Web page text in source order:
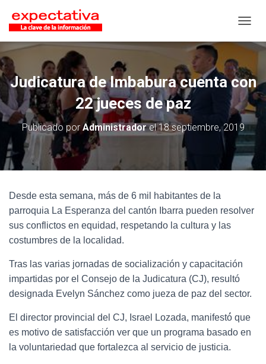
Judicatura de Imbabura cuenta con
22 jueces de paz
Publicado porAdministradorel18 septiembre, 2019
Desde esta semana, más de 6 mil habitantes de la
parroquia La Esperanza del cantón Ibarra pueden resolver
sus conflictos en equidad, respetando la cultura y las
costumbres de la localidad.
Tras las varias jornadas de socialización y capacitación
impartidas por el Consejo de la Judicatura (CJ), resultó
designada Evelyn Sánchez como jueza de paz del sector.
El director provincial del CJ, Israel Lozada, manifestó́ que
es motivo de satisfacción ver que un programa basado en
la voluntariedad que fortalezca al servicio de justicia.